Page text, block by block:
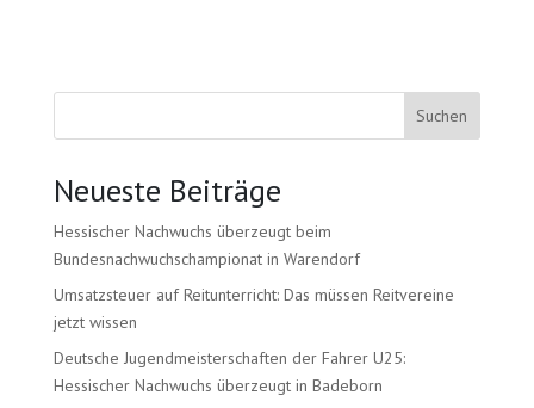
Suchen
Neueste Beiträge
Hessischer Nachwuchs überzeugt beim
Bundesnachwuchschampionat in Warendorf
Umsatzsteuer auf Reitunterricht: Das müssen Reitvereine
jetzt wissen
Deutsche Jugendmeisterschaften der Fahrer U25:
Hessischer Nachwuchs überzeugt in Badeborn